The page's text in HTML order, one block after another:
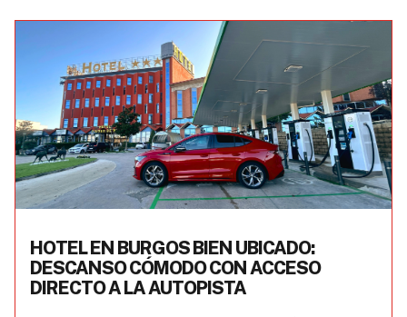
HOTEL EN BURGOS BIEN UBICADO:
DESCANSO CÓMODO CON ACCESO
DIRECTO A LA AUTOPISTA